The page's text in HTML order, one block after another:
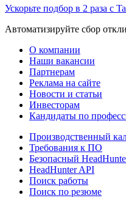
Ускорьте подбор в 2 раза с
Автоматизируйте сбор
О компании
Наши вакансии
Партнерам
Реклама на сайте
Новости и статьи
Инвесторам
Кандидаты по
Производственный
Требования к ПО
Безопасный
HeadHunter API
Поиск работы
Поиск по резюме